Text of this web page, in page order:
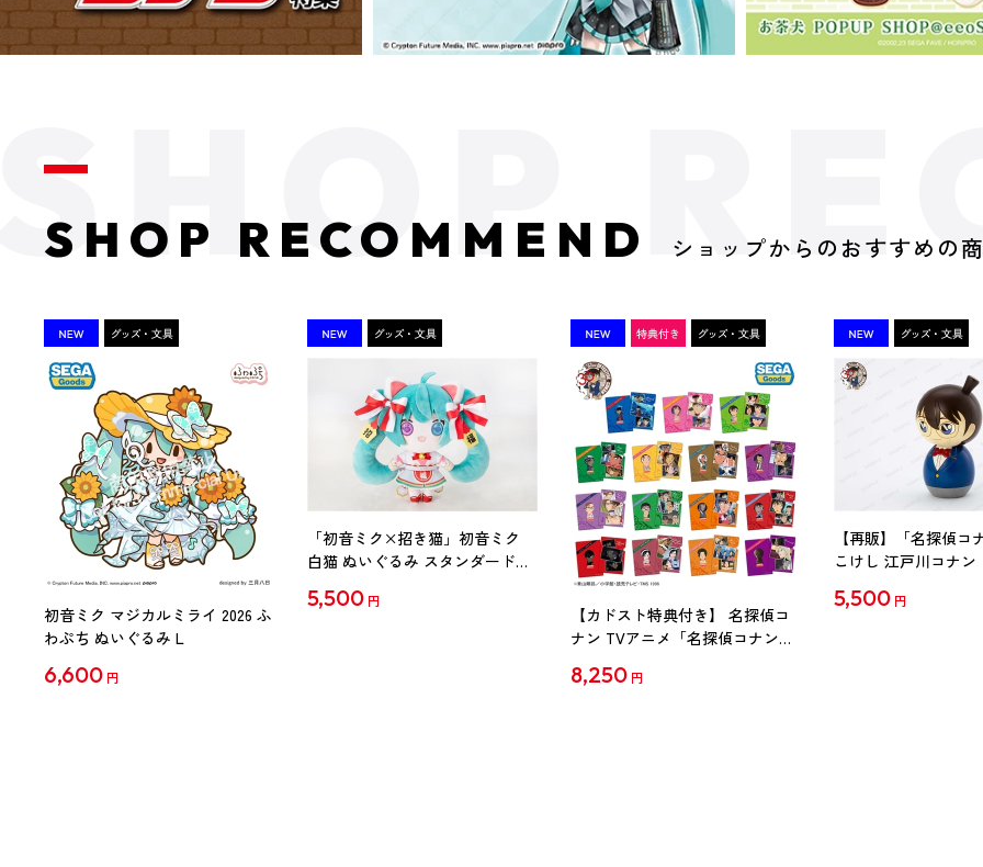
SHOP RECOMMEND ショップからのおすすめの
初音ミク マジカルミライ 2026 ふ
わぷち ぬいぐるみ L
6,600 円
「初音ミク×招き猫」初音ミク
白猫 ぬいぐるみ スタンダード
5,500 円
【カドスト特典付き】 名探偵コ
ナン TVアニメ「名探偵コナン」
【1BOX】
8,250 円
【再販】「名探偵コ
こけし 江戸川コナン
5,500 円